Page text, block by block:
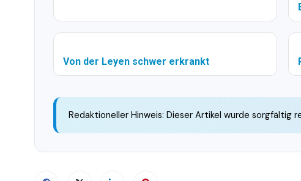
Von der Leyen schwer erkrankt
Redaktioneller Hinweis: Dieser Artikel wurde sorgfältig